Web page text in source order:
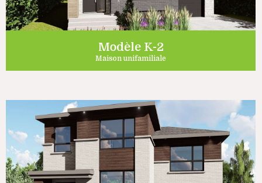
Modèle K-2
Maison unifamiliale